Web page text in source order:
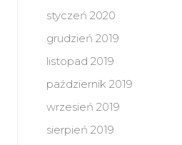
styczeń 2020
grudzień 2019
listopad 2019
październik 2019
wrzesień 2019
sierpień 2019